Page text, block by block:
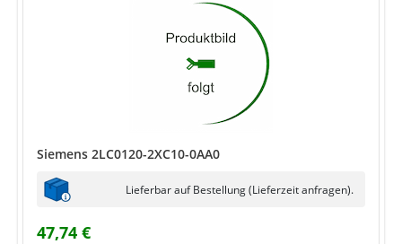
Siemens 2LC0120-2XC10-0AA0
Lieferbar auf Bestellung (Lieferzeit anfragen).
47,74 €